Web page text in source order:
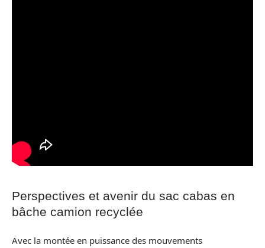
Perspectives et avenir du sac cabas en
bâche camion recyclée
Avec la montée en puissance des mouvements